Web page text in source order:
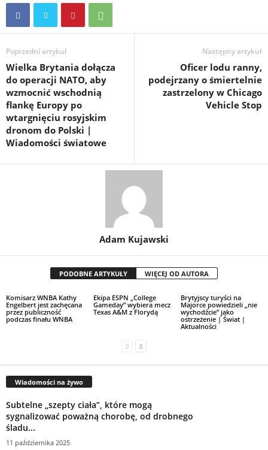
Poprzedni artykuł
Wielka Brytania dołącza
do operacji NATO, aby
wzmocnić wschodnią
flankę Europy po
wtargnięciu rosyjskim
dronom do Polski |
Wiadomości światowe
Następny artykuł
Oficer lodu ranny,
podejrzany o śmiertelnie
zastrzelony w Chicago
Vehicle Stop
Adam Kujawski
PODOBNE ARTYKUŁY WIĘCEJ OD AUTORA
Komisarz WNBA Kathy
Engelbert jest zachęcana
przez publiczność
podczas finału WNBA
Ekipa ESPN „College
Gameday” wybiera mecz
Texas A&M z Florydą
Brytyjscy turyści na
Majorce powiedzieli „nie
wychodźcie” jako
ostrzeżenie | Świat |
Aktualności
Wiadomości na żywo
Subtelne „szepty ciała”, które mogą
sygnalizować poważną chorobę, od drobnego
śladu...
11 października 2025